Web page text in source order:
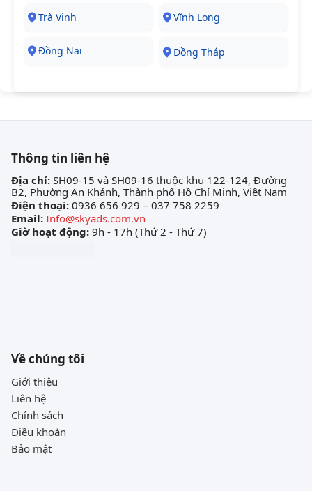
Trà Vinh Vĩnh Long
Đồng Nai Đồng Tháp
Thông tin liên hệ
Địa chỉ: SH09-15 và SH09-16 thuộc khu 122-124, Đường
B2, Phường An Khánh, Thành phố Hồ Chí Minh, Việt Nam
Điện thoại: 0936 656 929 – 037 758 2259
Email: Info@skyads.com.vn
Giờ hoạt động: 9h - 17h (Thứ 2 - Thứ 7)
Về chúng tôi
Giới thiệu
Liên hệ
Chính sách
Điều khoản
Bảo mật